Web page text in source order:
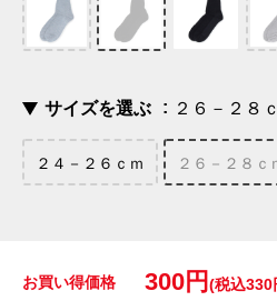
サイズを選ぶ ２６－２８
２４－２６ｃｍ ２６－２８ｃ
お買い得価格 300円 (税込330